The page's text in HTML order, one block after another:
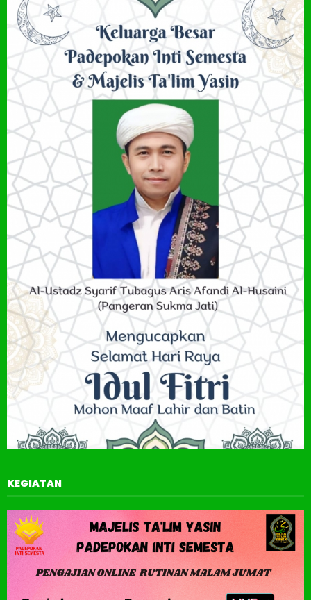
KEGIATAN